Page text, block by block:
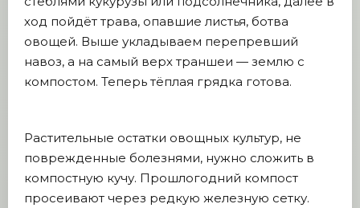
ход пойдёт трава, опавшие листья, ботва
овощей. Выше укладываем перепревший
навоз, а на самый верх траншеи — землю с
компостом. Теперь тёплая грядка готова.
Растительные остатки овощных культур, не
поврежденные болезнями, нужно сложить в
компостную кучу. Прошлогодний компост
просеивают через редкую железную сетку.